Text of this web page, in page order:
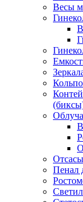
Весы
Пенал